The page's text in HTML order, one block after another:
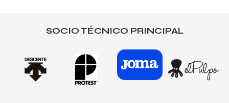
SOCIO TÉCNICO PRINCIPAL